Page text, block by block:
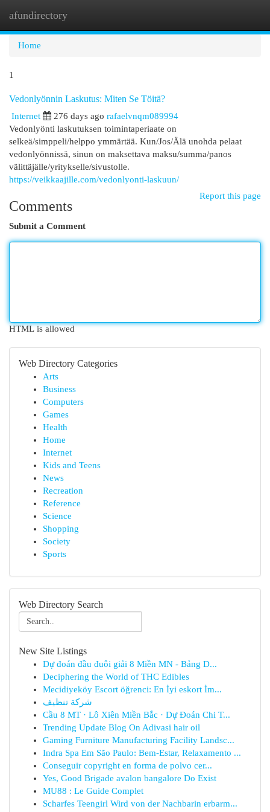
afundirectory
Home
1
Vedonlyönnin Laskutus: Miten Se Töitä?
Internet 276 days ago rafaelvnqm089994
Vedonlyönti laskutuksen toimintaperiaate on
selkeä/simppeli/helppo ymmärtää. Kun/Jos/Älä unohda pelaat
vedonlyönnissä, sinun on maksettava maksu/summa/panos
välittäjälle/yritykselle/sivustolle.
https://veikkaajille.com/vedonlyonti-laskuun/
Report this page
Comments
Submit a Comment
HTML is allowed
Web Directory Categories
Arts
Business
Computers
Games
Health
Home
Internet
Kids and Teens
News
Recreation
Reference
Science
Shopping
Society
Sports
Web Directory Search
New Site Listings
Dự đoán đầu đuôi giải 8 Miền MN - Bảng D...
Deciphering the World of THC Edibles
Mecidiyeköy Escort öğrenci: En İyi eskort İm...
شركة تنظيف
Cầu 8 MT · Lô Xiên Miền Bắc · Dự Đoán Chi T...
Trending Update Blog On Adivasi hair oil
Gaming Furniture Manufacturing Facility Landsc...
Indra Spa Em São Paulo: Bem-Estar, Relaxamento ...
Conseguir copyright en forma de polvo cer...
Yes, Good Brigade avalon bangalore Do Exist
MU88 : Le Guide Complet
Scharfes Teengirl Wird von der Nachbarin erbarm...